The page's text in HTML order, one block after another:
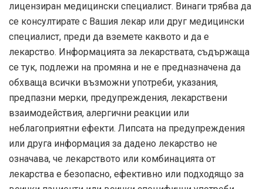
лицензиран медицински специалист. Винаги трябва да
се консултирате с Вашия лекар или друг медицински
специалист, преди да вземете каквото и да е
лекарство. Информацията за лекарствата, съдържаща
се тук, подлежи на промяна и не е предназначена да
обхваща всички възможни употреби, указания,
предпазни мерки, предупреждения, лекарствени
взаимодействия, алергични реакции или
неблагоприятни ефекти. Липсата на предупреждения
или друга информация за дадено лекарство не
означава, че лекарството или комбинацията от
лекарства е безопасно, ефективно или подходящо за